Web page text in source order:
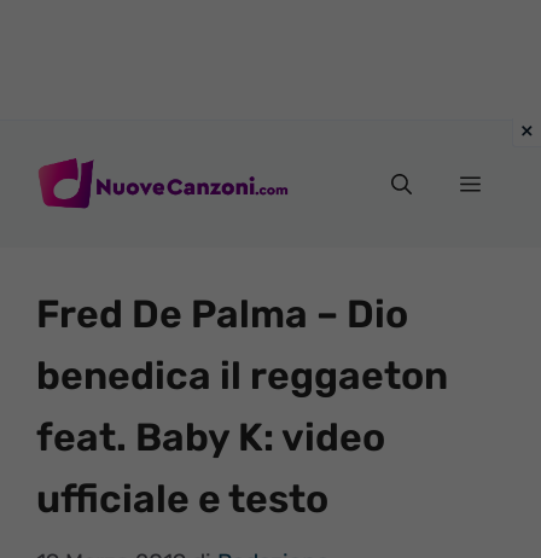
Menu
Fred De Palma – Dio
benedica il reggaeton
feat. Baby K: video
ufficiale e testo